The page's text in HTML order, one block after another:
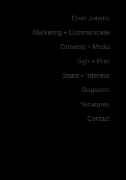
Over Jurjens
Marketing + Communicatie
Ontwerp + Media
Sign + Print
Stand + Interieur
Stagiaires
Vacatures
Contact